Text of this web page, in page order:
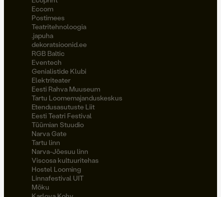
Eccom
Postimees
Teatritehnoloogia
.japuha
dekoratsioonid.ee
RGB Baltic
Eventech
Genialistide Klubi
Elektriteater
Eesti Rahva Muuseum
Tartu Loomemajanduskeskus
Etendusasutuste Liit
Eesti Teatri Festival
Tüümian Stuudio
Narva Gate
Tartu linn
Narva-Jõesuu linn
Viscosa kultuuritehas
Hostel Looming
Linnafestival UIT
Möku